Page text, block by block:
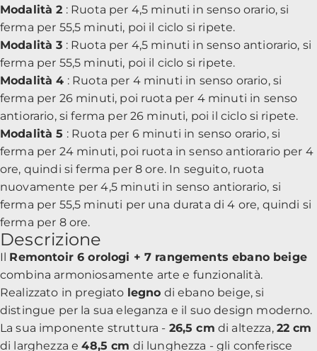
Modalità 2 : Ruota per 4,5 minuti in senso orario, si
ferma per 55,5 minuti, poi il ciclo si ripete.
Modalità 3 : Ruota per 4,5 minuti in senso antiorario, si
ferma per 55,5 minuti, poi il ciclo si ripete.
Modalità 4 : Ruota per 4 minuti in senso orario, si
ferma per 26 minuti, poi ruota per 4 minuti in senso
antiorario, si ferma per 26 minuti, poi il ciclo si ripete.
Modalità 5 : Ruota per 6 minuti in senso orario, si
ferma per 24 minuti, poi ruota in senso antiorario per 4
ore, quindi si ferma per 8 ore. In seguito, ruota
nuovamente per 4,5 minuti in senso antiorario, si
ferma per 55,5 minuti per una durata di 4 ore, quindi si
ferma per 8 ore.
Descrizione
Il Remontoir 6 orologi + 7 rangements ebano beige
combina armoniosamente arte e funzionalità.
Realizzato in pregiato legno di ebano beige, si
distingue per la sua eleganza e il suo design moderno.
La sua imponente struttura - 26,5 cm di altezza, 22 cm
di larghezza e48,5 cm di lunghezza - gli conferisce